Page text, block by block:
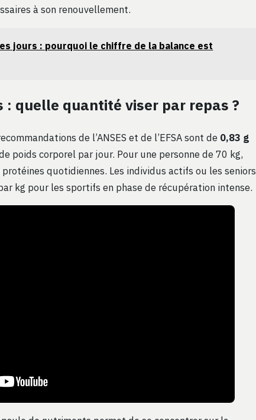
à son renouvellement.
jours : pourquoi le chiffre de la balance est
: quelle quantité viser par repas ?
de l’ANSES et de l’EFSA sont de 0,83 g
poids corporel par jour. Pour une personne de 70 kg,
quotidiennes. Les individus actifs ou les seniors
kg pour les sportifs en phase de récupération intense.